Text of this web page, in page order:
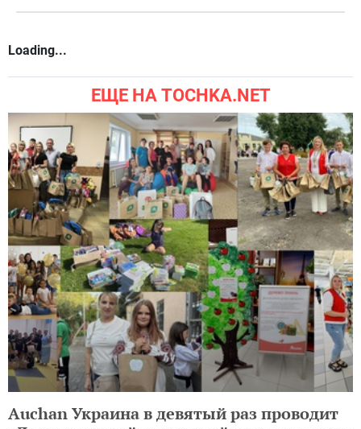
Loading...
ЕЩЕ НА TOCHKA.NET
Auchan Украина в девятый раз проводит